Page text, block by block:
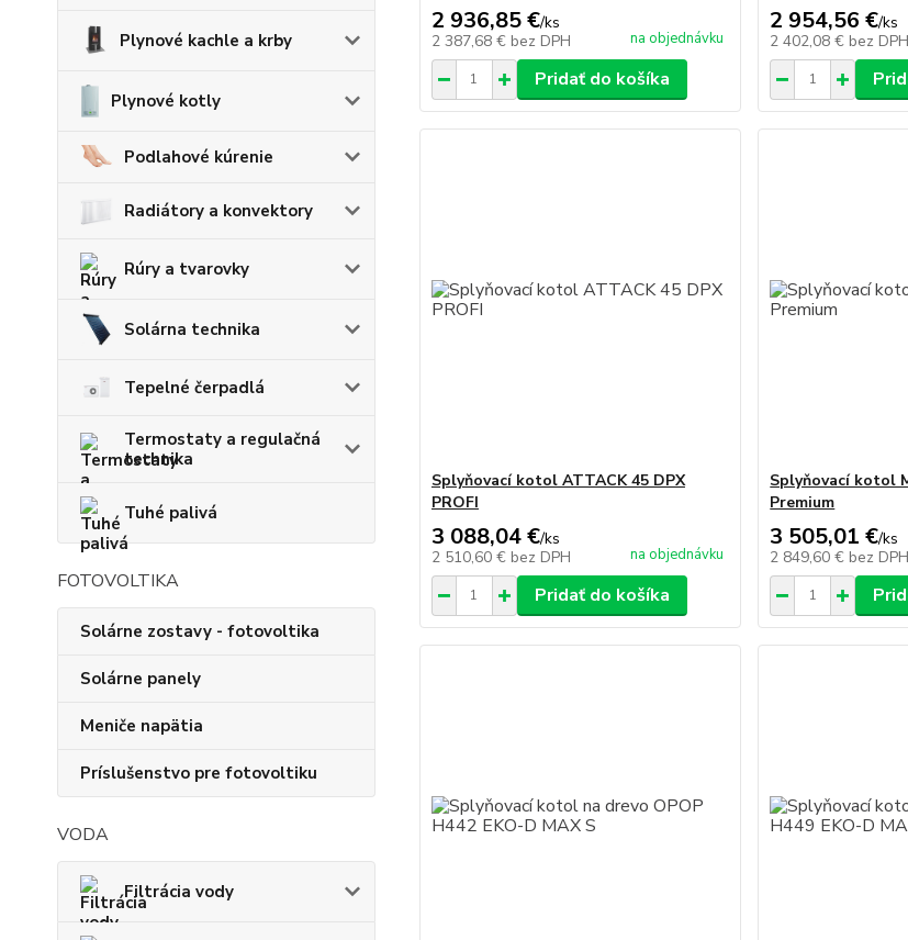
Plynové kachle a krby
Plynové kotly
Podlahové kúrenie
Radiátory a konvektory
Rúry a tvarovky
Solárna technika
Tepelné čerpadlá
Termostaty a regulačná
technika
Tuhé palivá
FOTOVOLTIKA
Solárne zostavy - fotovoltika
Solárne panely
Meniče napätia
Príslušenstvo pre fotovoltiku
VODA
Filtrácia vody
2 936,85 €/ks
2 387,68 € bez DPH na objednávku
Pridať do košíka
2 954,56 €/ks
2 402,08 € bez DPH
Splyňovací kotol ATTACK 45 DPX
PROFI
3 088,04 €/ks
2 510,60 € bez DPH na objednávku
Pridať do košíka
Splyňovací kotol
Premium
3 505,01 €/ks
2 849,60 € bez DPH